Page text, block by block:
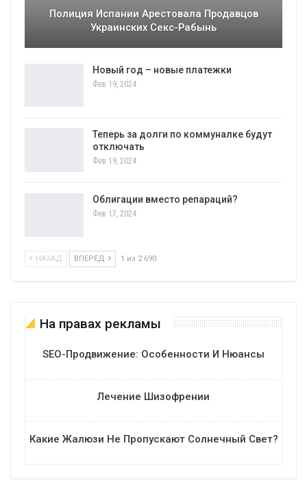
Полиция Испании Арестовала Продавцов
Украинских Секс-Рабынь
Новый год – новые платежки
Фев 19, 2024
Теперь за долги по коммуналке будут
отключать
Фев 19, 2024
Облигации вместо репараций?
Фев 17, 2024
НАЗАД ВПЕРЕД 1 из 2 690
На правах рекламы
SEO-Продвижение: Особенности И Нюансы
Лечение Шизофрении
Какие Жалюзи Не Пропускают Солнечный Свет?